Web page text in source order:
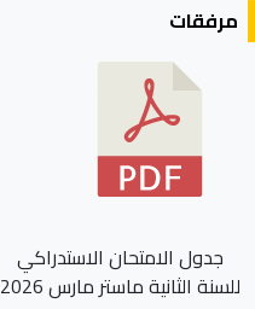
مرفقات
جدول الامتحان الاستدراكي
للسنة الثانية ماستر مارس 2026